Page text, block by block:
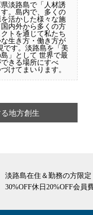
淡路島で「人材誘
。島内で、多くの
活かした様々な施
内外から多くの方
トを通じて私たち
生き方・働き方が
です。淡路島を「美
」として 世界で最
きる場所にすべ
けてまいります。
地方創生
定！対象レストラン平日
費無料♪